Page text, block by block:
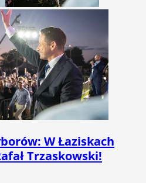
W Łaziskach
Trzaskowski!